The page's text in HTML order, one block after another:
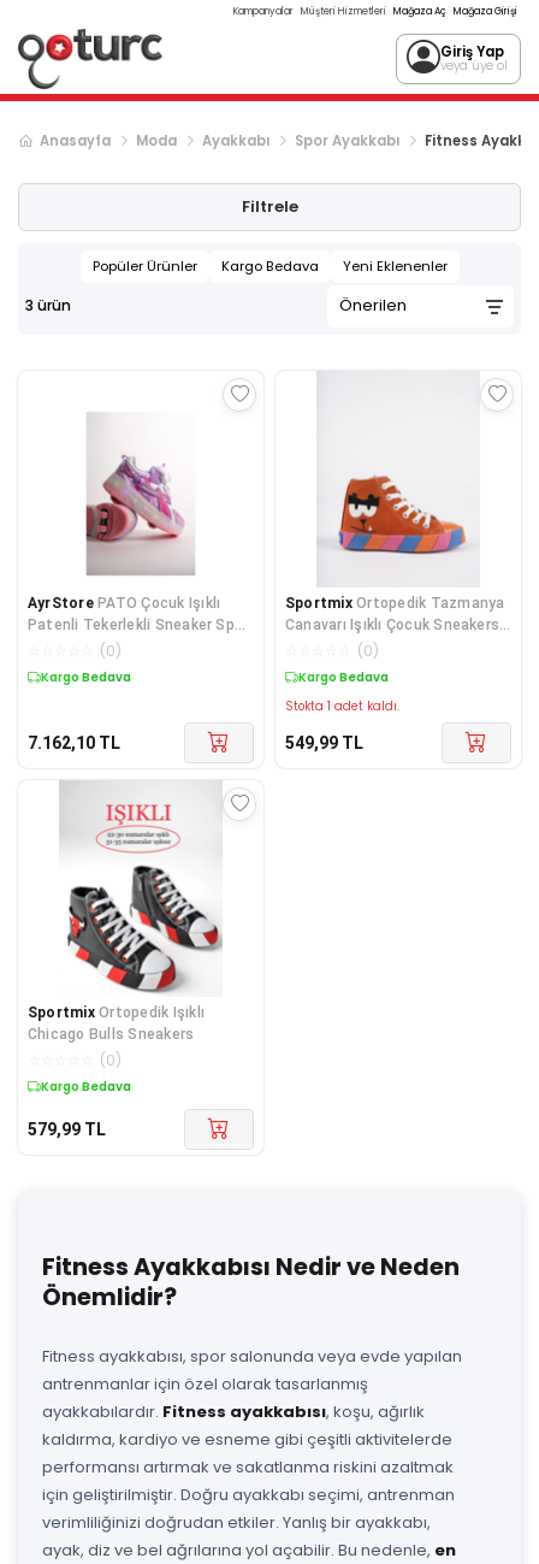
Kampanyalar Müşteri Hizmetleri Mağaza Aç Mağaza Girişi
Giriş Yap
veya üye ol
Anasayfa Moda Ayakkabı Spor Ayakkabı Fitness
Filtrele
Popüler Ürünler Kargo Bedava Yeni Eklenenler
3 ürün
AyrStore PATO Çocuk Işıklı
Patenli Tekerlekli Sneaker Spor
(0)
Kargo Bedava
7.162,10 TL
Sportmix Ortopedik Tazmanya
Canavarı Işıklı Çocuk Sneakers
(0)
Kargo Bedava
Stokta 1 adet kaldı.
549,99 TL
Sportmix Ortopedik Işıklı
Chicago Bulls Sneakers
(0)
Kargo Bedava
579,99 TL
Fitness Ayakkabısı Nedir ve Neden
Önemlidir?
Fitness ayakkabısı, spor salonunda veya evde yapılan
antrenmanlar için özel olarak tasarlanmış
ayakkabılardır. Fitness ayakkabısı, koşu, ağırlık
kaldırma, kardiyo ve esneme gibi çeşitli aktivitelerde
performansı artırmak ve sakatlanma riskini azaltmak
için geliştirilmiştir. Doğru ayakkabı seçimi, antrenman
verimliliğinizi doğrudan etkiler. Yanlış bir ayakkabı,
ayak, diz ve bel ağrılarına yol açabilir. Bu nedenle, en